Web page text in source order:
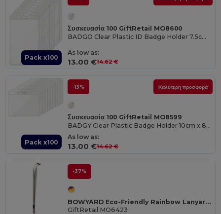
Pack x100
Συσκευασία 100 GiftRetail MO8600
BADGO Clear Plastic ID Badge Holder 7.5cm x 12.5cm
As low as:
13.00 €14.62 €
Pack x100
-13% Καλύτερη προσφορά
Συσκευασία 100 GiftRetail MO8599
BADGY Clear Plastic Badge Holder 10cm x 8cm for ID Cards
As low as:
13.00 €14.62 €
-37%
BOWYARD Eco-Friendly Rainbow Lanyard with Safety Features
GiftRetail MO6423